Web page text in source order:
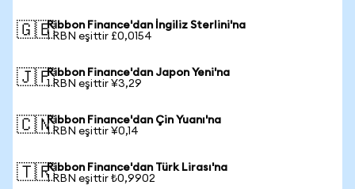
🇬🇧Ribbon Finance'dan İngiliz Sterlini'na
1 RBN eşittir £0,0154
🇯🇵Ribbon Finance'dan Japon Yeni'na
1 RBN eşittir ¥3,29
🇨🇳Ribbon Finance'dan Çin Yuanı'na
1 RBN eşittir ¥0,14
🇹🇷Ribbon Finance'dan Türk Lirası'na
1 RBN eşittir ₺0,9902